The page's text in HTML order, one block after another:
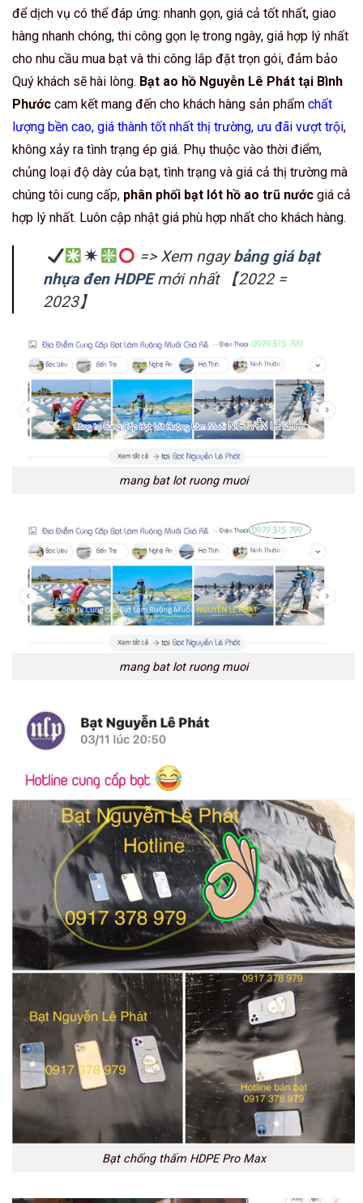
để dịch vụ có thể đáp ứng: nhanh gọn, giá cả tốt nhất, giao
hàng nhanh chóng, thi công gọn lẹ trong ngày, giá hợp lý nhất
cho nhu cầu mua bạt và thi công lắp đặt trọn gói, đảm bảo
Quý khách sẽ hài lòng. Bạt ao hồ Nguyễn Lê Phát tại Bình
Phước cam kết mang đến cho khách hàng sản phẩm chất
lượng bền cao, giá thành tốt nhất thị trường, ưu đãi vượt trội,
không xảy ra tình trạng ép giá. Phụ thuộc vào thời điểm,
chủng loại độ dày của bạt, tình trạng và giá cả thị trường mà
chúng tôi cung cấp, phân phối bạt lót hồ ao trũ nước giá cả
hợp lý nhất. Luôn cập nhật giá phù hợp nhất cho khách hàng.
=> Xem ngaybảng giá bạt
nhựa đen HDPEmới nhất 【2022 =
2023】
mang bat lot ruong muoi
mang bat lot ruong muoi
Bạt chống thấm HDPE Pro Max